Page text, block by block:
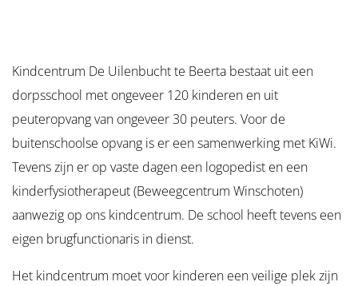
Kindcentrum De Uilenbucht te Beerta bestaat uit een
dorpsschool met ongeveer 120 kinderen en uit
peuteropvang van ongeveer 30 peuters. Voor de
buitenschoolse opvang is er een samenwerking met KiWi.
Tevens zijn er op vaste dagen een logopedist en een
kinderfysiotherapeut (Beweegcentrum Winschoten)
aanwezig op ons kindcentrum. De school heeft tevens een
eigen brugfunctionaris in dienst.
Het kindcentrum moet voor kinderen een veilige plek zijn